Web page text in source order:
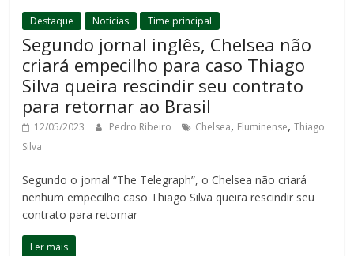
Destaque Notícias Time principal
Segundo jornal inglês, Chelsea não
criará empecilho para caso Thiago
Silva queira rescindir seu contrato
para retornar ao Brasil
12/05/2023 Pedro Ribeiro Chelsea, Fluminense,Thiago
Silva
Segundo o jornal “The Telegraph”, o Chelsea não criará
nenhum empecilho caso Thiago Silva queira rescindir seu
contrato para retornar
Ler mais